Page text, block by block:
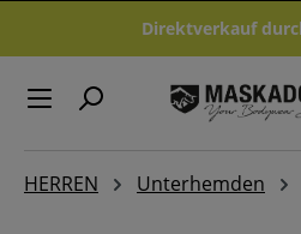
Zum Hauptinhalt springen
Direktverkauf
HERREN Unterhemden